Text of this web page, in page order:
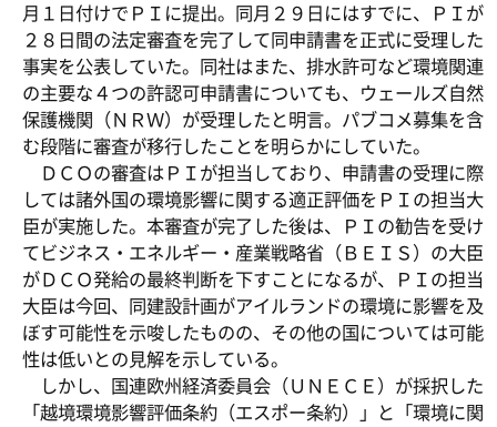
月１日付けでＰＩに提出。同月２９日にはすでに、ＰＩが
２８日間の法定審査を完了して同申請書を正式に受理した
事実を公表していた。同社はまた、排水許可など環境関連
の主要な４つの許認可申請書についても、ウェールズ自然
保護機関（ＮＲＷ）が受理したと明言。パブコメ募集を含
む段階に審査が移行したことを明らかにしていた。
ＤＣＯの審査はＰＩが担当しており、申請書の受理に際
しては諸外国の環境影響に関する適正評価をＰＩの担当大
臣が実施した。本審査が完了した後は、ＰＩの勧告を受け
てビジネス・エネルギー・産業戦略省（ＢＥＩＳ）の大臣
がＤＣＯ発給の最終判断を下すことになるが、ＰＩの担当
大臣は今回、同建設計画がアイルランドの環境に影響を及
ぼす可能性を示唆したものの、その他の国については可能
性は低いとの見解を示している。
しかし、国連欧州経済委員会（ＵＮＥＣＥ）が採択した
「越境環境影響評価条約（エスポー条約）」と「環境に関